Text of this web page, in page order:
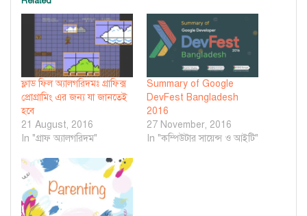
ফ্লাড ফিল অ্যালগরিদমঃ গ্রাফিক্স
প্রোগ্রামিং এর জন্য যা জানতেই
হবে
21 August, 2016
In "গ্রাফ অ্যালগরিদম"
Summary of Google
DevFest Bangladesh
2016
27 November, 2016
In "কম্পিউটার সায়েন্স ও আইটি"